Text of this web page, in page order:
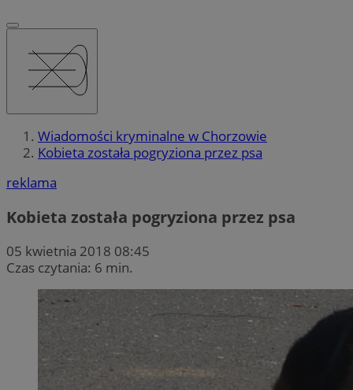
Wiadomości kryminalne w Chorzowie
Kobieta została pogryziona przez psa
reklama
Kobieta została pogryziona przez psa
05 kwietnia 2018 08:45
Czas czytania: 6 min.